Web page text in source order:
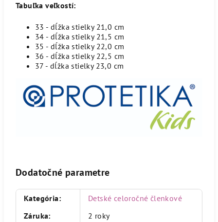
Tabuľka veľkostí:
33 - dĺžka stielky 21,0 cm
34 - dĺžka stielky 21,5 cm
35 - dĺžka stielky 22,0 cm
36 - dĺžka stielky 22,5 cm
37 - dĺžka stielky 23,0 cm
Dodatočné parametre
Kategória:
Detské celoročné členkové
Záruka:
2 roky